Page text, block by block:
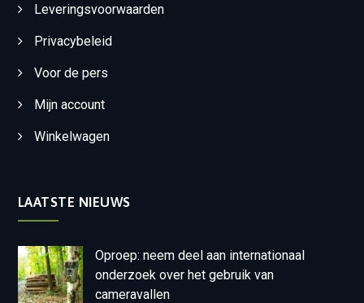
Leveringsvoorwaarden
Privacybeleid
Voor de pers
Mijn account
Winkelwagen
LAATSTE NIEUWS
Oproep: neem deel aan internationaal
onderzoek over het gebruik van
cameravallen